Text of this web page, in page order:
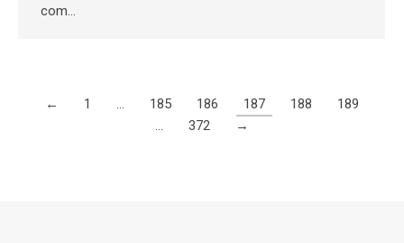
com…
← 1 … 185 186 187 188
189
…
372 →